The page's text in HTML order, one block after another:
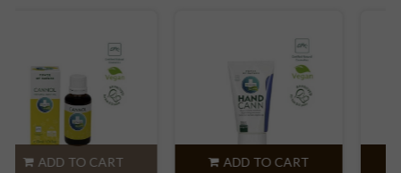
ADD TO CART ADD TO CART